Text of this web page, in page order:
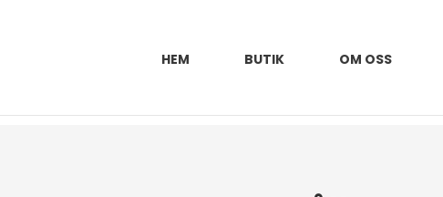
HEM BUTIK OM OSS